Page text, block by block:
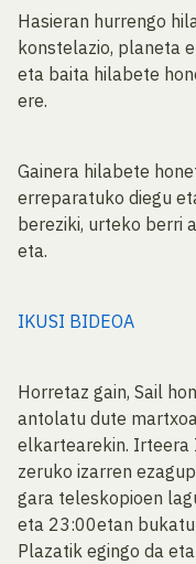
Hasieran hurrengo
konstelazio, planeta
eta baita hilabete
ere.
Gainera hilabete
erreparatuko diegu
bereziki, urteko berri
eta.
IKUSI BIDEOA
Horretaz gain, Sail
antolatu dute
elkartearekin. Irteera
zeruko izarren
gara teleskopioen
eta 23:00etan
Plazatik egingo da